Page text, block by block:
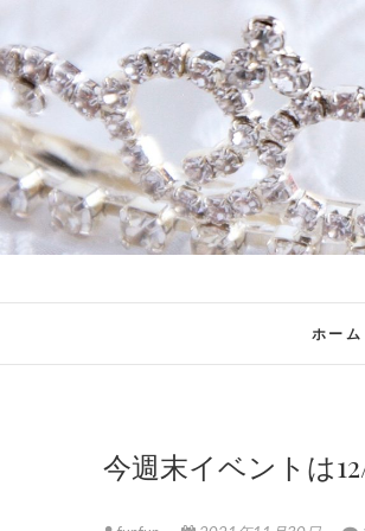
ホーム
今週末イベントは